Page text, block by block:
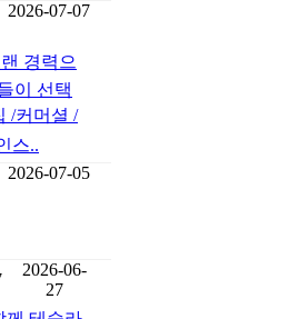
2026-07-07
경력으
이 선택
/커머셜 /
스..
2026-07-05
2026-06-
27